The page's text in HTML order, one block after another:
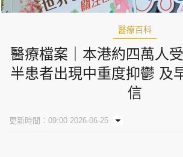
醫療百科
醫療檔案｜本港約四萬人
半患者出現中重度抑鬱 及
信
更新時間：09:00 2026-06-25